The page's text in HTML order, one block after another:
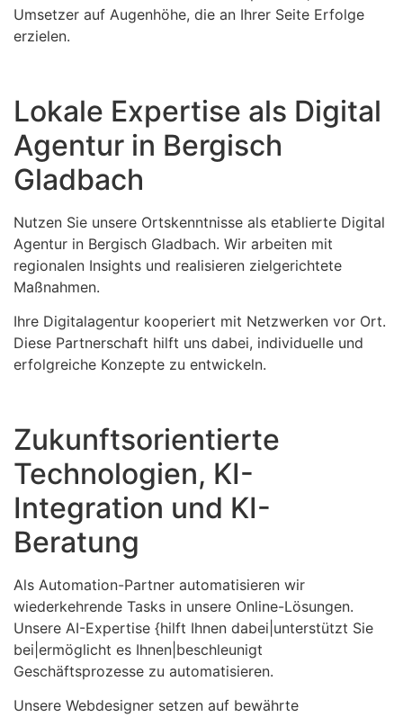
Umsetzer auf Augenhöhe, die an Ihrer Seite Erfolge
erzielen.
Lokale Expertise als Digital
Agentur in Bergisch
Gladbach
Nutzen Sie unsere Ortskenntnisse als etablierte Digital
Agentur in Bergisch Gladbach. Wir arbeiten mit
regionalen Insights und realisieren zielgerichtete
Maßnahmen.
Ihre Digitalagentur kooperiert mit Netzwerken vor Ort.
Diese Partnerschaft hilft uns dabei, individuelle und
erfolgreiche Konzepte zu entwickeln.
Zukunftsorientierte
Technologien, KI-
Integration und KI-
Beratung
Als Automation-Partner automatisieren wir
wiederkehrende Tasks in unsere Online-Lösungen.
Unsere AI-Expertise {hilft Ihnen dabei|unterstützt Sie
bei|ermöglicht es Ihnen|beschleunigt
Geschäftsprozesse zu automatisieren.
Unsere Webdesigner setzen auf bewährte